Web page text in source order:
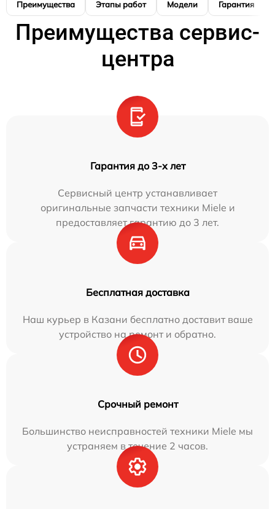
Преимущества Этапы работ Модели Гарантия
Преимущества сервис-
центра
Гарантия до 3-х лет
Сервисный центр устанавливает
оригинальные запчасти техники Miele и
предоставляет гарантию до 3 лет.
Бесплатная доставка
Наш курьер в Казани бесплатно доставит ваше
устройство на ремонт и обратно.
Срочный ремонт
Большинство неисправностей техники Miele мы
устраняем в течение 2 часов.